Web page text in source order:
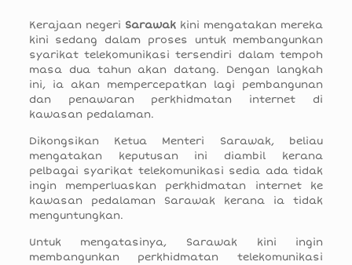
Kerajaan negeri Sarawakkini mengatakan mereka
kini sedang dalam proses untuk membangunkan
syarikat telekomunikasi tersendiri dalam tempoh
masa dua tahun akan datang. Dengan langkah
ini, ia akan mempercepatkan lagi pembangunan
dan penawaran perkhidmatan internet di
kawasan pedalaman.
Dikongsikan Ketua Menteri Sarawak, beliau
mengatakan keputusan ini diambil kerana
pelbagai syarikat telekomunikasi sedia ada tidak
ingin memperluaskan perkhidmatan internet ke
kawasan pedalaman Sarawak kerana ia tidak
menguntungkan.
Untuk mengatasinya, Sarawak kini ingin
membangunkan perkhidmatan telekomunikasi